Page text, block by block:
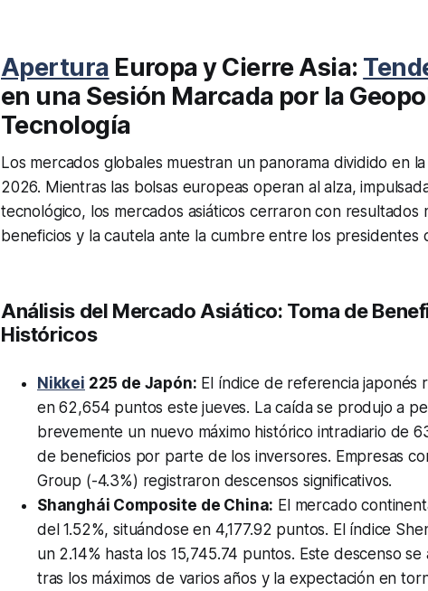
Apertura Europa y Cierre Asia:
en una Sesión Marcada por la
Tecnología
Los mercados globales muestran un panorama dividido en
2026. Mientras las bolsas europeas operan al alza,
tecnológico, los mercados asiáticos cerraron con resultados
beneficios y la cautela ante la cumbre entre los presidentes
Análisis del Mercado Asiático: Toma de
Históricos
Nikkei 225 de Japón: El índice de referencia
en 62,654 puntos este jueves. La caída se produjo a
brevemente un nuevo máximo histórico intradiario de
de beneficios por parte de los inversores. Empresas
Group (-4.3%) registraron descensos significativos.
Shanghái Composite de China: El mercado
del 1.52%, situándose en 4,177.92 puntos. El índice
un 2.14% hasta los 15,745.74 puntos. Este descenso
tras los máximos de varios años y la expectación en